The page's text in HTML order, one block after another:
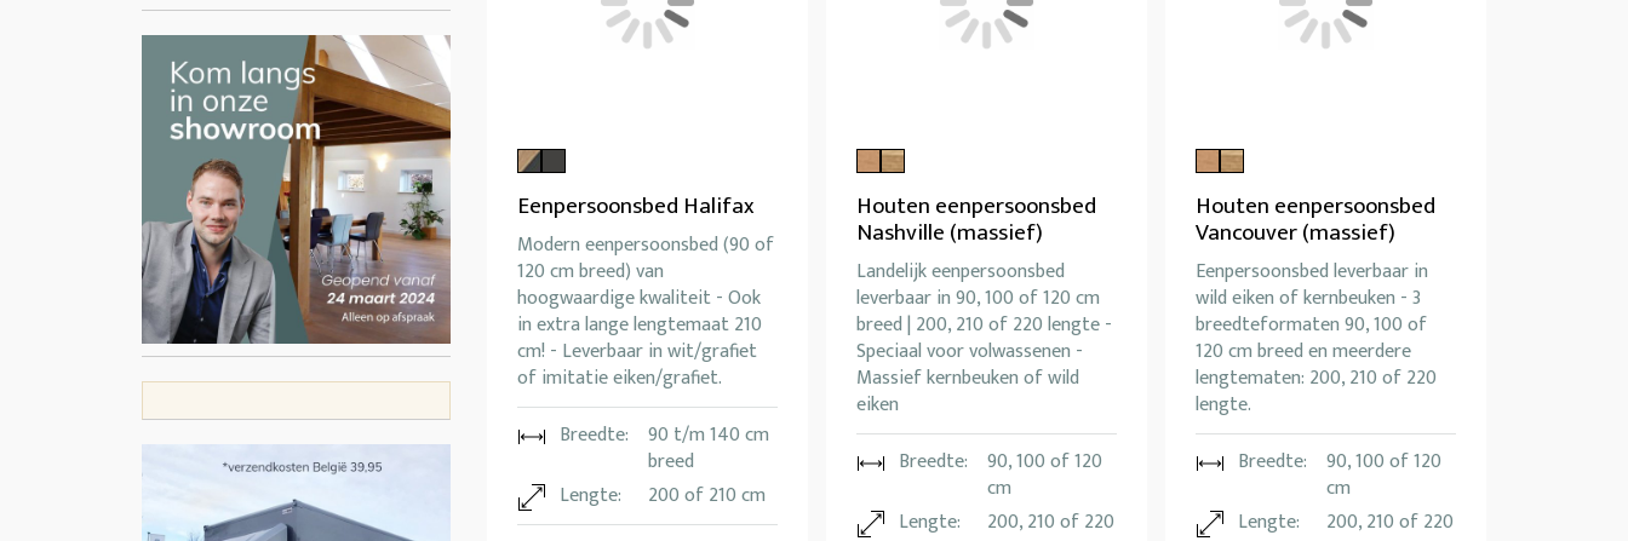
Eenpersoonsbed Halifax
Modern eenpersoonsbed (90 of
120 cm breed) van
hoogwaardige kwaliteit - Ook
in extra lange lengtemaat 210
cm! - Leverbaar in wit/grafiet
of imitatie eiken/grafiet.
Breedte:
90 t/m 140 cm
breed
Lengte:
200 of 210 cm
Houten eenpersoonsbed
Nashville (massief)
Landelijk eenpersoonsbed
leverbaar in 90, 100 of 120 cm
breed | 200, 210 of 220 lengte -
Speciaal voor volwassenen -
Massief kernbeuken of wild
eiken
Breedte:
90, 100 of 120
cm
Lengte:
200, 210 of 220
Houten eenpersoonsbed
Vancouver (massief)
Eenpersoonsbed leverbaar in
wild eiken of kernbeuken - 3
breedteformaten 90, 100 of
120 cm breed en meerdere
lengtematen: 200, 210 of 220
lengte.
Breedte:
90, 100 of 120
cm
Lengte:
200, 210 of 220